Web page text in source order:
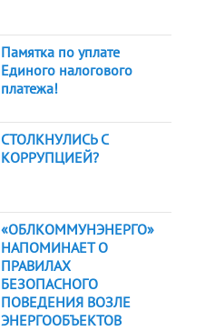
Памятка по уплате
Единого налогового
платежа!
СТОЛКНУЛИСЬ С
КОРРУПЦИЕЙ?
«ОБЛКОММУНЭНЕРГО»
НАПОМИНАЕТ О
ПРАВИЛАХ
БЕЗОПАСНОГО
ПОВЕДЕНИЯ ВОЗЛЕ
ЭНЕРГООБЪЕКТОВ